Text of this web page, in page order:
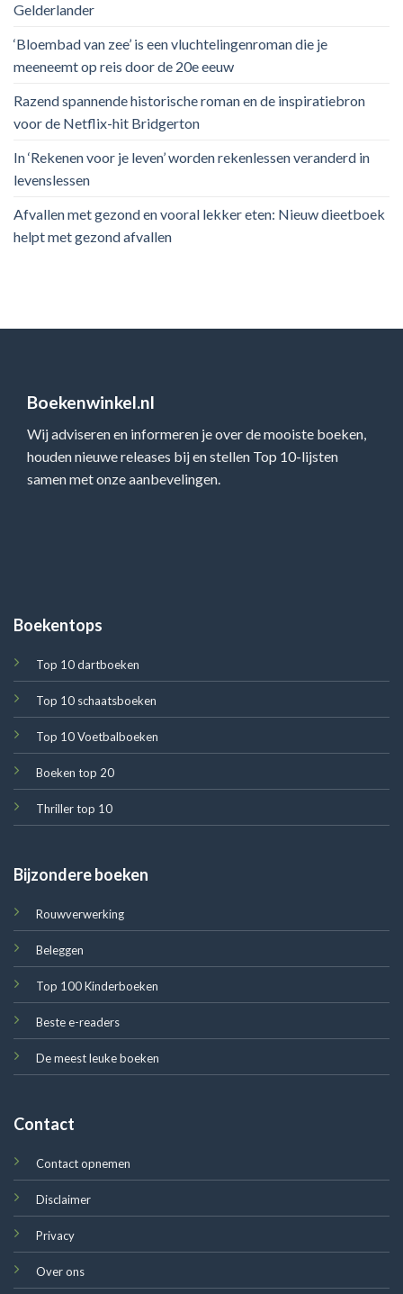
Gelderlander
‘Bloembad van zee’ is een vluchtelingenroman die je
meeneemt op reis door de 20e eeuw
Razend spannende historische roman en de inspiratiebron
voor de Netflix-hit Bridgerton
In ‘Rekenen voor je leven’ worden rekenlessen veranderd in
levenslessen
Afvallen met gezond en vooral lekker eten: Nieuw dieetboek
helpt met gezond afvallen
Boekenwinkel.nl
Wij adviseren en informeren je over de mooiste boeken,
houden nieuwe releases bij en stellen Top 10-lijsten
samen met onze aanbevelingen.
Boekentops
Top 10 dartboeken
Top 10 schaatsboeken
Top 10 Voetbalboeken
Boeken top 20
Thriller top 10
Bijzondere boeken
Rouwverwerking
Beleggen
Top 100 Kinderboeken
Beste e-readers
De meest leuke boeken
Contact
Contact opnemen
Disclaimer
Privacy
Over ons